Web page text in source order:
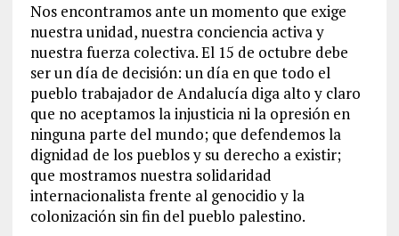
Nos encontramos ante un momento que exige
nuestra unidad, nuestra conciencia activa y
nuestra fuerza colectiva. El 15 de octubre debe
ser un día de decisión: un día en que todo el
pueblo trabajador de Andalucía diga alto y claro
que no aceptamos la injusticia ni la opresión en
ninguna parte del mundo; que defendemos la
dignidad de los pueblos y su derecho a existir;
que mostramos nuestra solidaridad
internacionalista frente al genocidio y la
colonización sin fin del pueblo palestino.